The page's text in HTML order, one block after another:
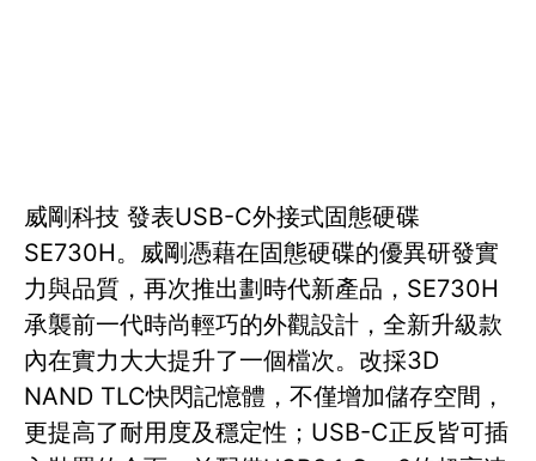
威剛科技 發表USB-C外接式固態硬碟
SE730H。威剛憑藉在固態硬碟的優異研發實
力與品質，再次推出劃時代新產品，SE730H
承襲前一代時尚輕巧的外觀設計，全新升級款
內在實力大大提升了一個檔次。改採3D
NAND TLC快閃記憶體，不僅增加儲存空間，
更提高了耐用度及穩定性；USB-C正反皆可插